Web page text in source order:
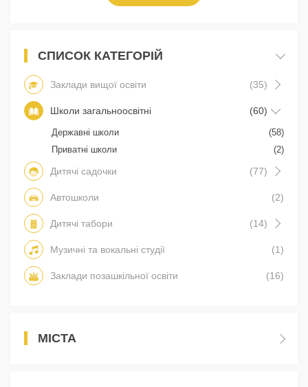
СПИСОК КАТЕГОРІЙ
Заклади вищої освіти (35)
Школи загальноосвітні (60)
Державні школи
(58)
Приватні школи
(2)
Дитячі садочки (77)
Автошколи (2)
Дитячі табори (14)
Музичні та вокальні студії (1)
Заклади позашкільної освіти (16)
МІСТА